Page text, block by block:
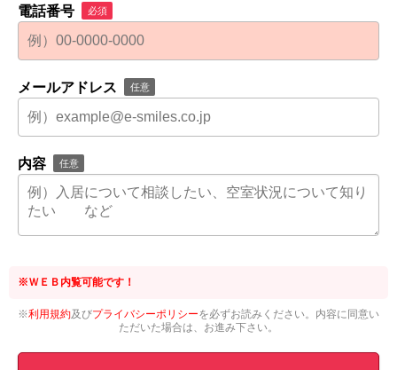
電話番号 必須
メールアドレス 任意
内容 任意
※ＷＥＢ内覧可能です！
※利用規約及びプライバシーポリシーを必ずお読みください。内容に同意い
ただいた場合は、お進み下さい。